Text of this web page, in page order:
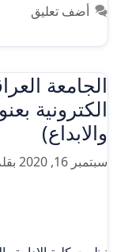
أضف تعليق
الجامعة
الكترونية
والابداع)
سبتمبر 16, 2020